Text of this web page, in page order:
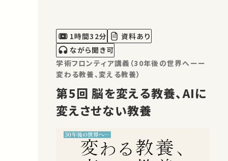
るかもしれません。 お気に入りの講義・
講演があればSNSなどでシェ…
1時間32分
資料あり
ながら聞き可
学術フロンティア講義（30年後の世界へーー
変わる教養、変える教養）
第5回 脳を変える教養、AIに
変えさせない教養